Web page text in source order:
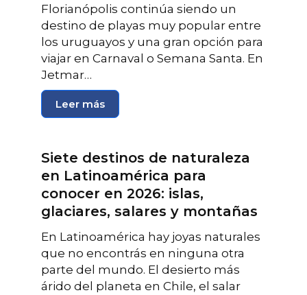
Florianópolis continúa siendo un
destino de playas muy popular entre
los uruguayos y una gran opción para
viajar en Carnaval o Semana Santa. En
Jetmar…
Leer más
Siete destinos de naturaleza
en Latinoamérica para
conocer en 2026: islas,
glaciares, salares y montañas
En Latinoamérica hay joyas naturales
que no encontrás en ninguna otra
parte del mundo. El desierto más
árido del planeta en Chile, el salar